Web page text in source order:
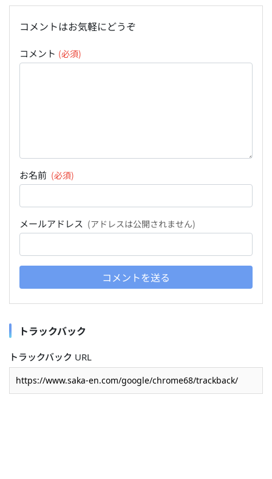
コメントはお気軽にどうぞ
コメント (必須)
お名前 (必須)
メールアドレス (アドレスは公開されません)
コメントを送る
トラックバック
トラックバック URL